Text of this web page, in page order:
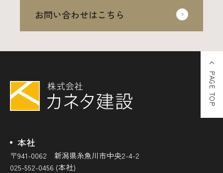
お問い合わせはこちら
本社
〒941-0062 新潟県糸魚川市中央2-4-2
025-552-0456 (本社)
PAGE TOP